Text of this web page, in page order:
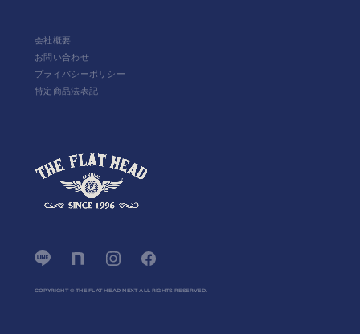
会社概要
お問い合わせ
プライバシーポリシー
特定商品法表記
COPYRIGHT © THE FLAT HEAD NEXT ALL RIGHTS RESERVED.